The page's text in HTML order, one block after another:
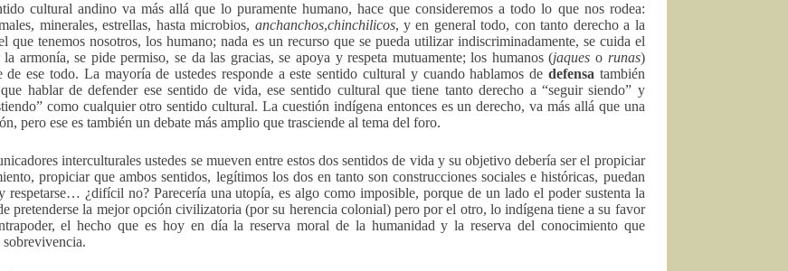
cultural andino va más allá que lo puramente humano, hace que consideremos a todo lo que nos rodea:
minerales, estrellas, hasta microbios, anchanchos,chinchilicos, y en general todo, con tanto derecho a la
que tenemos nosotros, los humano; nada es un recurso que se pueda utilizar indiscriminadamente, se cuida el
armonía, se pide permiso, se da las gracias, se apoya y respeta mutuamente; los humanos (jaques o runas)
de ese todo. La mayoría de ustedes responde a este sentido cultural y cuando hablamos de defensa también
hablar de defender ese sentido de vida, ese sentido cultural que tiene tanto derecho a “seguir siendo” y
como cualquier otro sentido cultural. La cuestión indígena entonces es un derecho, va más allá que una
pero ese es también un debate más amplio que trasciende al tema del foro.
interculturales ustedes se mueven entre estos dos sentidos de vida y su objetivo debería ser el propiciar
propiciar que ambos sentidos, legítimos los dos en tanto son construcciones sociales e históricas, puedan
respetarse… ¿difícil no? Parecería una utopía, es algo como imposible, porque de un lado el poder sustenta la
pretenderse la mejor opción civilizatoria (por su herencia colonial) pero por el otro, lo indígena tiene a su favor
el hecho que es hoy en día la reserva moral de la humanidad y la reserva del conocimiento que